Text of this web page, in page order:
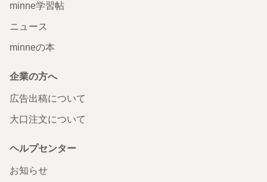
minne学習帖
ニュース
minneの本
企業の方へ
広告出稿について
大口注文について
ヘルプセンター
お知らせ